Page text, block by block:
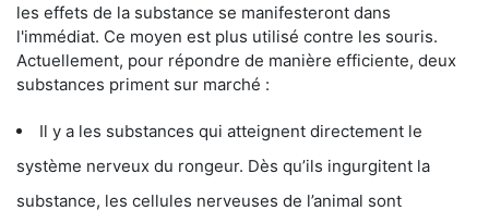
les effets de la substance se manifesteront dans
l'immédiat. Ce moyen est plus utilisé contre les souris.
Actuellement, pour répondre de manière efficiente, deux
substances priment sur marché :
Il y a les substances qui atteignent directement le
système nerveux du rongeur. Dès qu’ils ingurgitent la
substance, les cellules nerveuses de l’animal sont